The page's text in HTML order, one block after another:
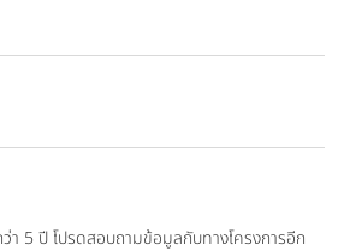
า 5 ปี โปรดสอบถามข้อมูลกับทางโครงการอีก